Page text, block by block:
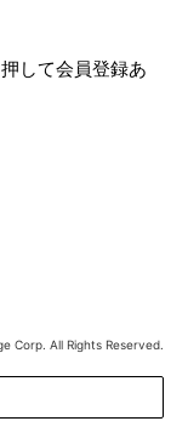
して会員登録あ
Corp. All Rights Reserved.